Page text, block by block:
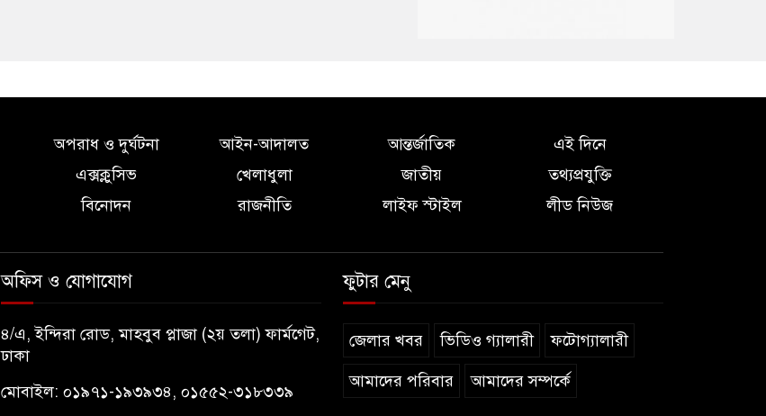
অপরাধ ও দুর্ঘটনা আইন-আদালত আন্তর্জাতিক
এই দিনে
এক্সক্লুসিভ
খেলাধুলা জাতীয়
তথ্যপ্রযুক্তি
বিনোদন
রাজনীতি লাইফ স্টাইল লীড নিউজ
অফিস ও যোগাযোগ
৪/এ, ইন্দিরা রোড, মাহবুব প্লাজা (২য় তলা) ফার্মগেট,
ঢাকা
মোবাইল: ০১৯৭১-১৯৩৯৩৪, ০১৫৫২-৩১৮৩৩৯
ফুটার মেনু
জেলার খবর ভিডিও গ্যালারী ফটোগ্যালারী
আমাদের পরিবার আমাদের সম্পর্কে